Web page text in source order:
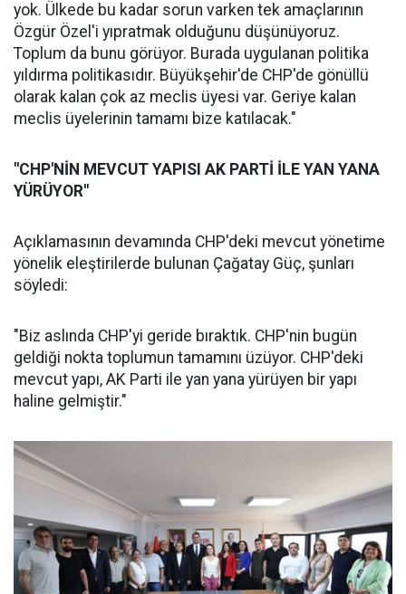
yok. Ülkede bu kadar sorun varken tek amaçlarının
Özgür Özel'i yıpratmak olduğunu düşünüyoruz.
Toplum da bunu görüyor. Burada uygulanan politika
yıldırma politikasıdır. Büyükşehir'de CHP'de gönüllü
olarak kalan çok az meclis üyesi var. Geriye kalan
meclis üyelerinin tamamı bize katılacak."
"CHP'NİN MEVCUT YAPISI AK PARTİ İLE YAN YANA
YÜRÜYOR"
Açıklamasının devamında CHP'deki mevcut yönetime
yönelik eleştirilerde bulunan Çağatay Güç, şunları
söyledi:
"Biz aslında CHP'yi geride bıraktık. CHP'nin bugün
geldiği nokta toplumun tamamını üzüyor. CHP'deki
mevcut yapı, AK Parti ile yan yana yürüyen bir yapı
haline gelmiştir."